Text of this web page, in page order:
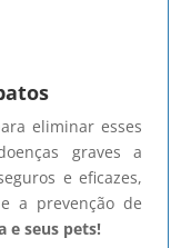
eliminar esses
graves a
e eficazes,
a prevenção de
e seus pets!